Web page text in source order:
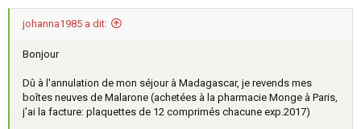
johanna1985 a dit:
Bonjour
Dû à l'annulation de mon séjour à Madagascar, je revends mes
boîtes neuves de Malarone (achetées à la pharmacie Monge à Paris,
j'ai la facture: plaquettes de 12 comprimés chacune exp.2017)